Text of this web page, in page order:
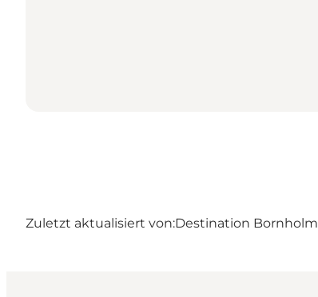
Zuletzt aktualisiert von:Destination Bornholm